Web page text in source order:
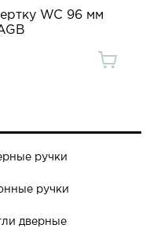
WC 96 мм
ручки
ручки
дверные